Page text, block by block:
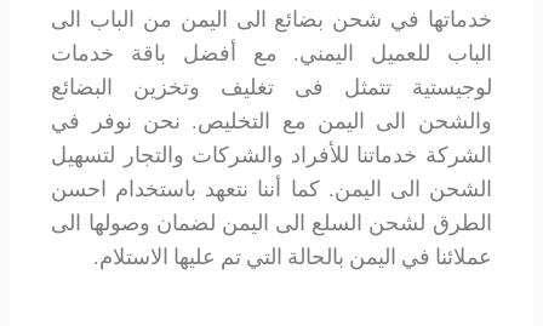
خدماتها في شحن بضائع الى اليمن من الباب الى
الباب للعميل اليمني. مع أفضل باقة خدمات
لوجيستية تتمثل فى تغليف وتخزين البضائع
والشحن الى اليمن مع التخليص. نحن نوفر في
الشركة خدماتنا للأفراد والشركات والتجار لتسهيل
الشحن الى اليمن. كما أننا نتعهد باستخدام احسن
الطرق لشحن السلع الى اليمن لضمان وصولها الى
عملائنا في اليمن بالحالة التي تم عليها الاستلام.